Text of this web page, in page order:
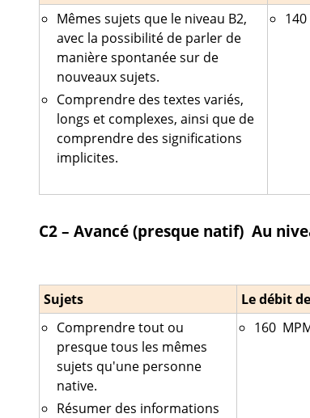
Mêmes sujets que le niveau B2,
avec la possibilité de parler de
manière spontanée sur de
nouveaux sujets.
Comprendre des textes variés,
longs et complexes, ainsi que de
comprendre des significations
implicites.
C2 – Avancé (presque natif) Au
Sujets Le débit
Comprendre tout ou
presque tous les mêmes
sujets qu'une personne
native.
Résumer des informations
160